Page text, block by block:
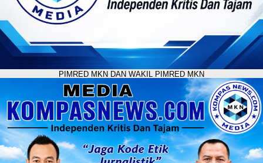
PIMRED MKN DAN WAKIL PIMRED MKN